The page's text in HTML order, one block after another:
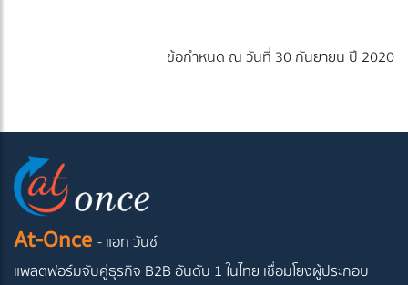
ข้อกำหนด ณ วันที่ 30 กันยายน ปี 2020
At-Once - แอท วันซ์
แพลตฟอร์มจับคู่ธุรกิจ B2B อันดับ 1 ในไทย เชื่อมโยงผู้ประกอบ